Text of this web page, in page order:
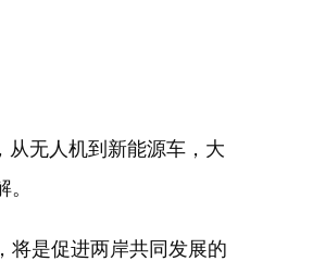
无人机到新能源车，大
是促进两岸共同发展的